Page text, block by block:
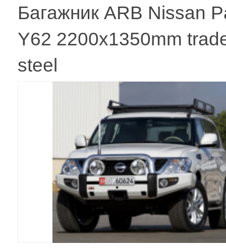
Багажник ARB Nissan
Y62 2200x1350mm
steel